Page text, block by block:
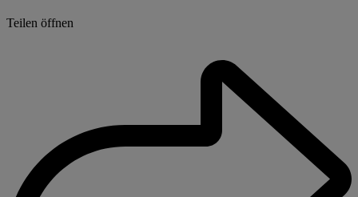
Teilen öffnen